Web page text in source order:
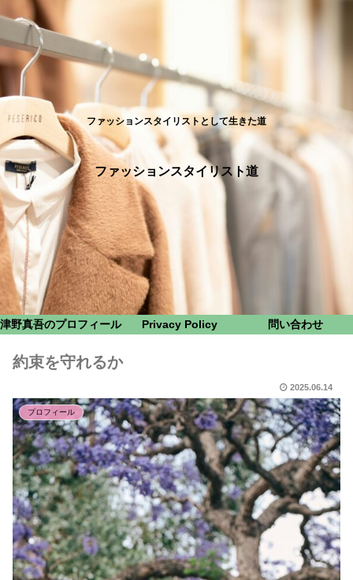
ファッションスタイリストとして生きた道
ファッションスタイリスト道
津野真吾のプロフィール Privacy Policy 問い合わせ
約束を守れるか
2025.06.14
プロフィール